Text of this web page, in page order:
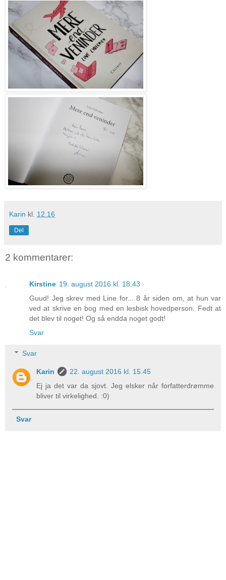
Karin kl. 12.16
Del
2 kommentarer:
Kirstine 19. august 2016 kl. 18.43
Guud! Jeg skrev med Line for... 8 år siden om, at hun var
ved at skrive en bog med en lesbisk hovedperson. Fedt at
det blev til noget! Og så endda noget godt!
Svar
Svar
Karin
22. august 2016 kl. 15.45
Ej ja det var da sjovt. Jeg elsker når forfatterdrømme
bliver til virkelighed. :0)
Svar